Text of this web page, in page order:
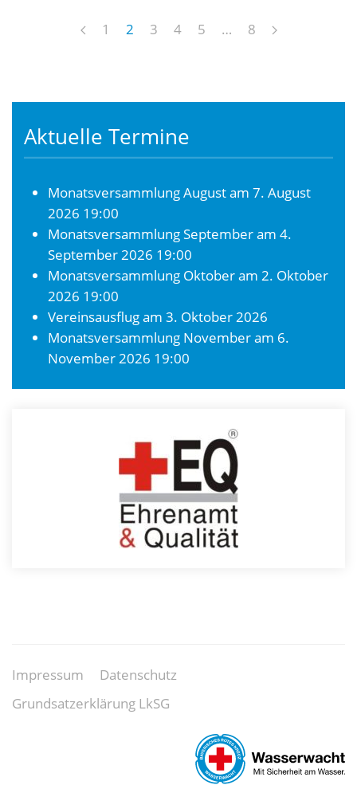
1 2 3 4 5 … 8
Aktuelle Termine
Monatsversammlung Augustam 7. August
2026 19:00
Monatsversammlung Septemberam 4.
September 2026 19:00
Monatsversammlung Oktoberam 2. Oktober
2026 19:00
Vereinsausflugam 3. Oktober 2026
Monatsversammlung Novemberam 6.
November 2026 19:00
Impressum
Datenschutz
Grundsatzerklärung LkSG